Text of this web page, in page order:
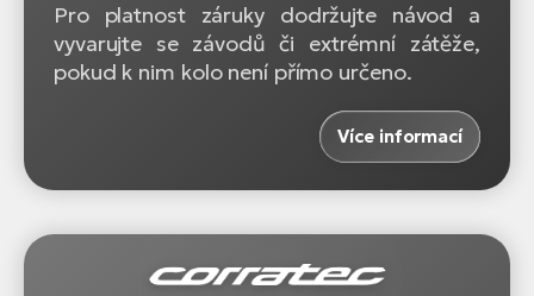
Pro platnost záruky dodržujte návod a
vyvarujte se závodů či extrémní zátěže,
pokud k nim kolo není přímo určeno.
Více informací